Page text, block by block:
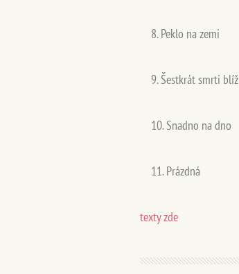
8. Peklo na zemi
9. Šestkrát smrti blíž
10. Snadno na dno
11. Prázdná
texty zde